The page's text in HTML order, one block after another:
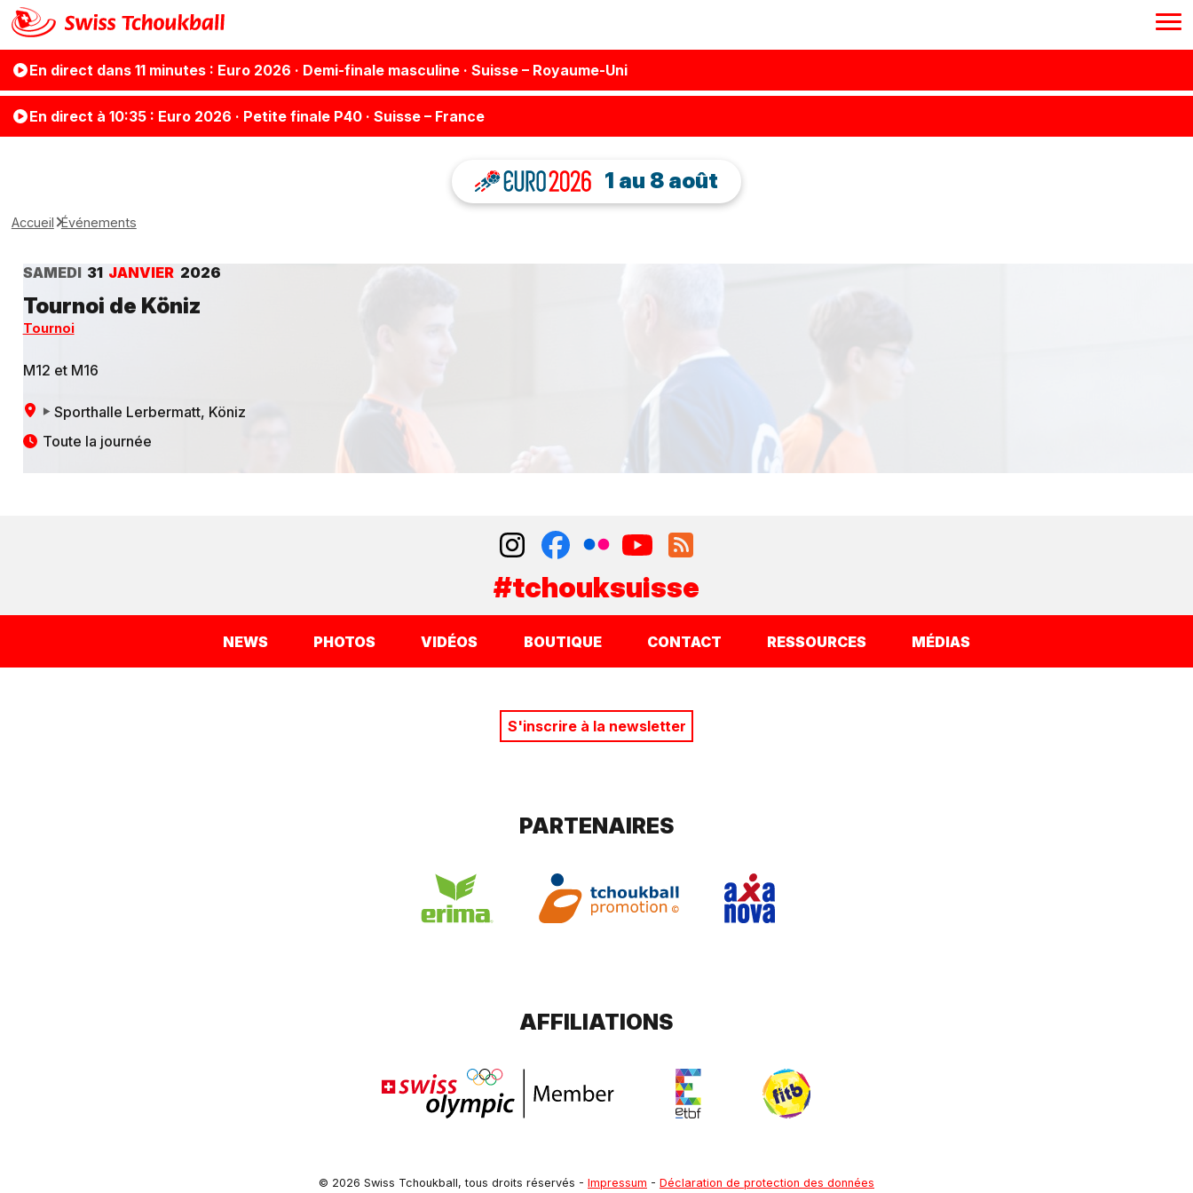
En direct dans 11 minutes: Euro 2026 · Demi-finale masculine · Suisse – Royaume-Uni
En direct à 10:35: Euro 2026 · Petite finale P40 · Suisse – France
1 au 8 août
Accueil Événements
SAMEDI 31 JANVIER 2026
Tournoi de Köniz
Tournoi
M12 et M16
Sporthalle Lerbermatt, Köniz
Toute la journée
#tchouksuisse
NEWS PHOTOS VIDÉOS BOUTIQUE CONTACT RESSOURCES MÉDIAS
S'inscrire à la newsletter
PARTENAIRES
AFFILIATIONS
© 2026 Swiss Tchoukball, tous droits réservés - Impressum - Déclaration de protection des données